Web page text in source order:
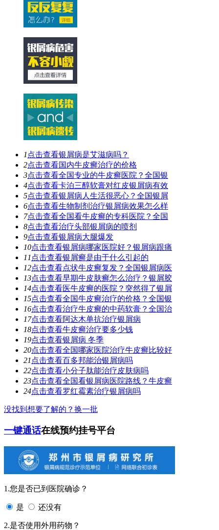
1点击查看银屑病是艾滋病吗？
2点击查看国内牛皮癣治疗的价格
3点击查看全国专业的牛皮癣医院？全国银
4点击查看卡泊三醇软膏对红皮银屑病有效
5点击查看银屑病人生活很恶心？全国银屑
6点击查看生物制剂治疗银屑病效果怎么样
7点击查看全国看牛皮癣的专科医院？全国
8点击查看治疗头部银屑病的喷剂
9点击查看银屑病大腿爆发
10点击查看银屑病哪家医院好？银屑病跟痛
11点击查看银屑癣是由于什么引起的
12点击查看点状牛皮癣复发？全国银屑病医
13点击查看早期牛皮肤癣怎么治疗？银屑胶
14点击查看医牛皮癣的医院？突然得了银屑
15点击查看全国牛皮癣治疗的价格？全国银
16点击查看治疗牛皮癣的中药软膏？全国治
17点击查看阿达木单抗治疗银屑病
18点击查看牛皮癣治疗要多少钱
19点击查看银屑病 冬季
20点击查看全国哪家医院治疗牛皮癣比较好
21点击查看百多邦能治银屑病吗
22点击查看小分子肽能治疗皮肤病吗
23点击查看全国看银屑病医院路线？牛皮癣
24点击查看罗红霉素治疗银屑病吗
没找到想要了解的？换一批
一键通话在线预约挂号平台
1.您是否已到医院确诊？
是 还没有
2.是否使用外用药物？